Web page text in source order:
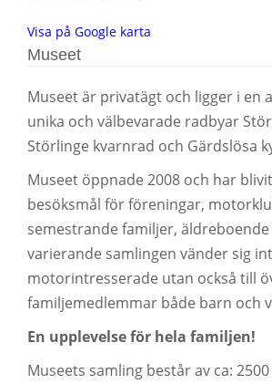
Visa på Google karta
Museet
Museet är privatägt och ligger i en
unika och välbevarade radbyar
Störlinge kvarnrad och Gärdslösa
Museet öppnade 2008 och har
besöksmål för föreningar,
semestrande familjer, äldreboende
varierande samlingen vänder sig
motorintresserade utan också till
familjemedlemmar både barn och
En upplevelse för hela familjen!
Museets samling består av ca: